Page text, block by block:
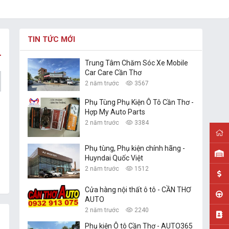
TIN TỨC MỚI
Trung Tâm Chăm Sóc Xe Mobile
Car Care Cần Thơ
2 năm trước 3567
Phụ Tùng Phụ Kiện Ô Tô Cần Thơ -
Hợp My Auto Parts
2 năm trước 3384
Phụ tùng, Phụ kiện chính hãng -
Huyndai Quốc Việt
2 năm trước 1512
Cửa hàng nội thất ô tô - CẦN THƠ
AUTO
2 năm trước 2240
Phụ kiện Ô tô Cần Thơ - AUTO365